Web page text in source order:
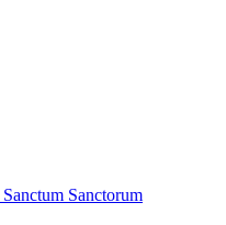
Sanctorum